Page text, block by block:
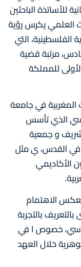
للأساتذة الباحثين
العلمي يكرس رؤية
الفلسطينية، التي
مرتبة قضية
للمملكة
في جامعة
الذي تأسس
و جمعية
في القدس، ي مثل
الأكاديمي
الاهتمام
بالتجربة
خصوص ا في
خلال العهد